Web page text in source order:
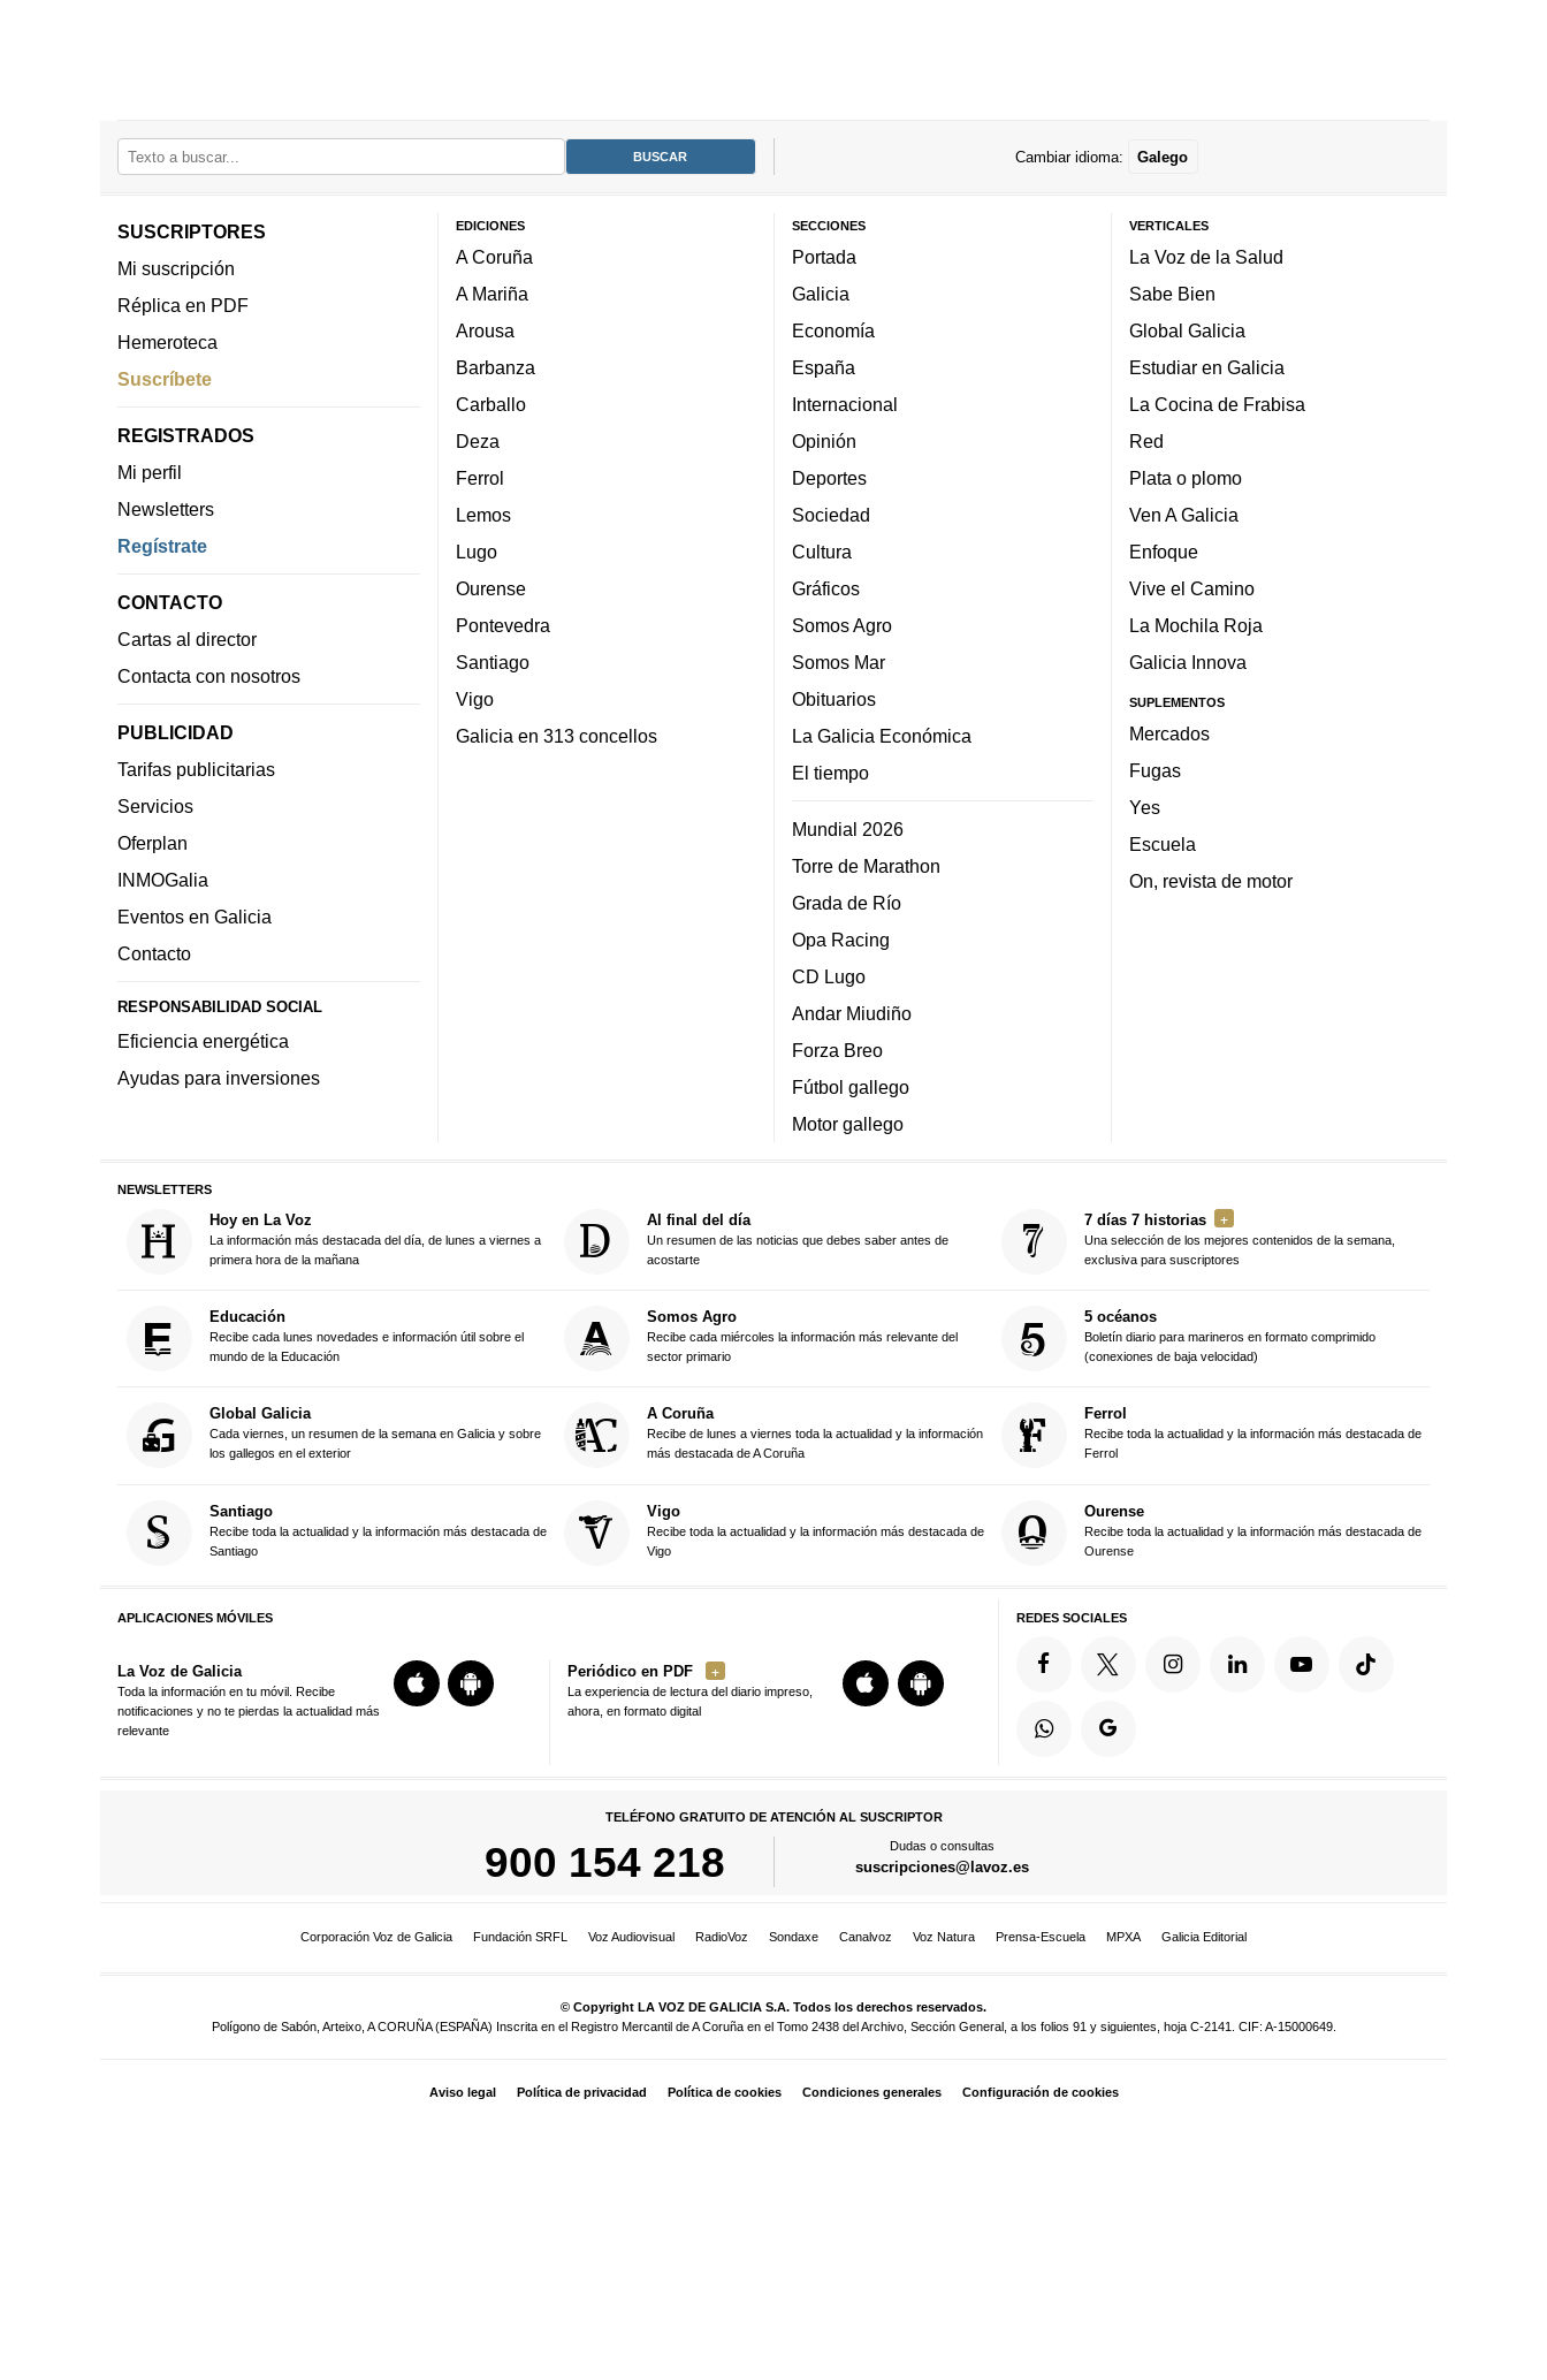
Cambiar idioma: Galego
SUSCRIPTORES
Mi suscripción
Réplica en PDF
Hemeroteca
Suscríbete
REGISTRADOS
Mi perfil
Newsletters
Regístrate
CONTACTO
Cartas al director
Contacta con nosotros
PUBLICIDAD
Tarifas publicitarias
Servicios
Oferplan
INMOGalia
Eventos en Galicia
Contacto
RESPONSABILIDAD SOCIAL
Eficiencia energética
Ayudas para inversiones
EDICIONES
A Coruña
A Mariña
Arousa
Barbanza
Carballo
Deza
Ferrol
Lemos
Lugo
Ourense
Pontevedra
Santiago
Vigo
Galicia en 313 concellos
SECCIONES
Portada
Galicia
Economía
España
Internacional
Opinión
Deportes
Sociedad
Cultura
Gráficos
Somos Agro
Somos Mar
Obituarios
La Galicia Económica
El tiempo
Mundial 2026
Torre de Marathon
Grada de Río
Opa Racing
CD Lugo
Andar Miudiño
Forza Breo
Fútbol gallego
Motor gallego
VERTICALES
La Voz de la Salud
Sabe Bien
Global Galicia
Estudiar en Galicia
La Cocina de Frabisa
Red
Plata o plomo
Ven A Galicia
Enfoque
Vive el Camino
La Mochila Roja
Galicia Innova
SUPLEMENTOS
Mercados
Fugas
Yes
Escuela
On, revista de motor
NEWSLETTERS
Hoy en La Voz
La información más destacada del día, de lunes a viernes a
primera hora de la mañana
Al final del día
Un resumen de las noticias que debes saber antes de
acostarte
7 días 7 historias
Una selección de los mejores contenidos de la semana,
exclusiva para suscriptores
Educación
Recibe cada lunes novedades e información útil sobre el
mundo de la Educación
Somos Agro
Recibe cada miércoles la información más relevante del
sector primario
5 océanos
Boletín diario para marineros en formato comprimido
(conexiones de baja velocidad)
Global Galicia
Cada viernes, un resumen de la semana en Galicia y sobre
los gallegos en el exterior
A Coruña
Recibe de lunes a viernes toda la actualidad y la información
más destacada de A Coruña
Ferrol
Recibe toda la actualidad y la información más destacada de
Ferrol
Santiago
Recibe toda la actualidad y la información más destacada de
Santiago
Vigo
Recibe toda la actualidad y la información más destacada de
Vigo
Ourense
Recibe toda la actualidad y la información más destacada de
Ourense
APLICACIONES MÓVILES
La Voz de Galicia
Toda la información en tu móvil. Recibe
notificaciones y no te pierdas la actualidad más
relevante
Periódico en PDF
La experiencia de lectura del diario impreso,
ahora, en formato digital
REDES SOCIALES
TELÉFONO GRATUITO DE ATENCIÓN AL SUSCRIPTOR
900 154 218 Dudas o consultas
suscripciones@lavoz.es
Corporación Voz de Galicia Fundación SRFL Voz Audiovisual RadioVoz Sondaxe Canalvoz Voz Natura Prensa-Escuela MPXA Galicia Editorial
© Copyright LA VOZ DE GALICIA S.A. Todos los derechos reservados.
Polígono de Sabón, Arteixo, A CORUÑA (ESPAÑA) Inscrita en el Registro Mercantil de A Coruña en el Tomo 2438 del Archivo, Sección General, a los folios 91 y siguientes, hoja C-2141. CIF: A-15000649.
Aviso legal Política de privacidad Política de cookies Condiciones generales Configuración de cookies